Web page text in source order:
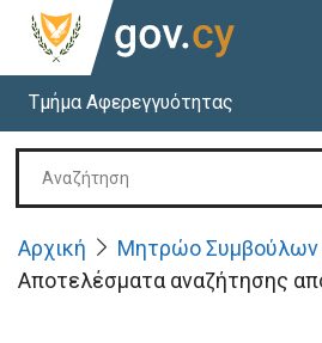
Τμήμα Αφερεγγυότητας
Αρχική
Μητρώο Συμβούλων
Αποτελέσματα αναζήτησης